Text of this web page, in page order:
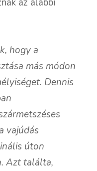
hogy a
más módon
Dennis
vajúdás
úton
Azt találta,